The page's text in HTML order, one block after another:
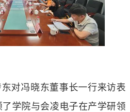
对冯晓东董事长一行来访表
学院与会凌电子在产学研领